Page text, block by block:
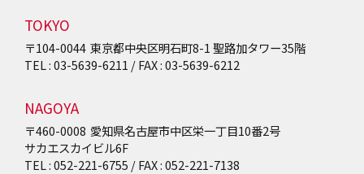
TOKYO
〒104-0044 東京都中央区明石町8-1 聖路加タワー35階
TEL : 03-5639-6211 / FAX : 03-5639-6212
NAGOYA
〒460-0008 愛知県名古屋市中区栄一丁目10番2号
サカエスカイビル6F
TEL : 052-221-6755 / FAX : 052-221-7138